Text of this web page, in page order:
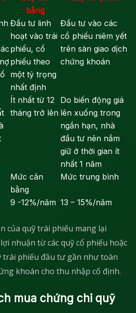
bằng
Đầu tư linh
hoạt vào trái
phiếu, cổ
phiếu theo
một tỷ trọng
nhất định
Đầu tư vào các
cổ phiếu niêm yết
trên sàn giao dịch
chứng khoán
Ít nhất từ 12
tháng trở lên
Do biến động giá
lên xuống trong
ngắn hạn, nhà
đầu tư nên nắm
giữ ở thời gian ít
nhất 1 năm
Mức cân
bằng
Mức trung bình
9 -12%/năm 13 – 15%/năm
của quỹ trái phiếu mang lại
nhuận từ các quỹ cổ phiếu hoặc
trái phiếu đầu tư gần như toàn
khoán cho thu nhập cố định.
mua chứng chỉ quỹ